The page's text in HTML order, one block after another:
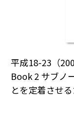
平成18-23（
Book 2 サブノ
とを定着させ